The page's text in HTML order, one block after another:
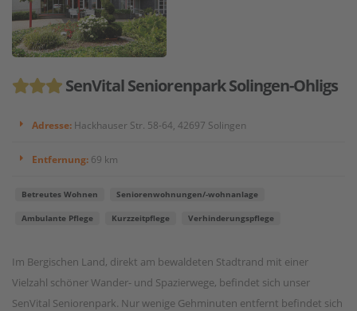
SenVital Seniorenpark Solingen-Ohligs
Adresse: Hackhauser Str. 58-64, 42697 Solingen
Entfernung: 69 km
Betreutes Wohnen Seniorenwohnungen/-wohnanlage
Ambulante Pflege Kurzzeitpflege Verhinderungspflege
Im Bergischen Land, direkt am bewaldeten Stadtrand mit einer
Vielzahl schöner Wander- und Spazierwege, befindet sich unser
SenVital Seniorenpark. Nur wenige Gehminuten entfernt befindet sich